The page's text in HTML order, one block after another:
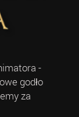
-
godło
za